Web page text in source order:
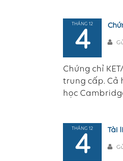
THÁNG 12
4
Chứng chỉ
trung cấp. Cả
học
THÁNG 12
4
Tài